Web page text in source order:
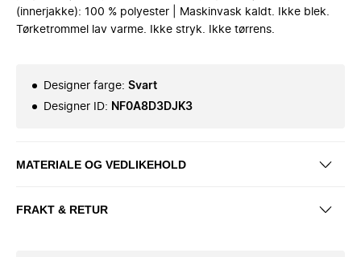
(innerjakke): 100 % polyester | Maskinvask kaldt. Ikke blek.
Tørketrommel lav varme. Ikke stryk. Ikke tørrens.
Designer farge: Svart
Designer ID: NF0A8D3DJK3
MATERIALE OG VEDLIKEHOLD
FRAKT & RETUR